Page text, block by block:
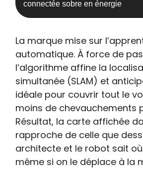
connectée sobre en énergie
La marque mise sur
automatique. À force de
l’algorithme affine la
simultanée (SLAM) et
idéale pour couvrir tout le
moins de chevauchements
Résultat, la carte affichée
rapproche de celle que
architecte et le robot sait
même si on le déplace à la